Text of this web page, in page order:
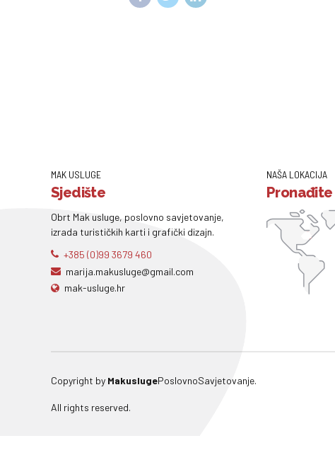
MAK USLUGE
Sjedište
Obrt Mak usluge, poslovno savjetovanje,
izrada turističkih karti i grafički dizajn.
+385 (0)99 3679 460
marija.makusluge@gmail.com
mak-usluge.hr
NAŠA LOKACIJA
Copyright by MakuslugePoslovnoSavjetovanje.
All rights reserved.